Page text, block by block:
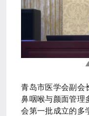
青岛市医学会副会
鼻咽喉与颜面管理
会第一批成立的多